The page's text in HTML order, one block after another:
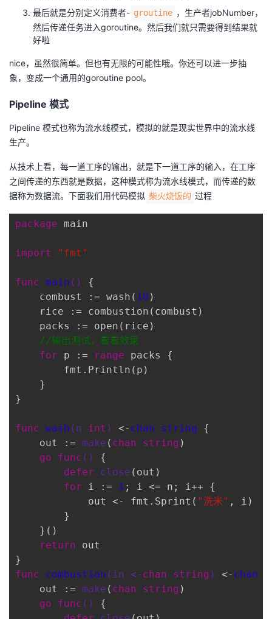
最后就是分别定义消费者- groutine ，生产者jobNumber，
然后传递任务进入goroutine。然后我们就只需要得到结果就
好啦
nice，虽然很简单。但也有无限的可能性哦。你还可以进一步抽
象，变成一个通用的goroutine pool。
Pipeline 模式
Pipeline 模式也称为流水线模式，模拟的就是现实世界中的流水线
生产。
从技术上看，每一道工序的输出，就是下一道工序的输入，在工序
之间传递的东西就是数据，这种模式称为流水线模式，而传递的数
据称为数据流。下面我们用代码模拟 柴火烧饭的 过程
package main
import "fmt"
func main ()
{
combust := wash( 10 )
rice := combustion(combust)
packs := open(rice)
//输出测试，看看效果
for p := range packs {
fmt.Println(p)
}
}
func wash (n int ) <- chan string
{
out := make ( chan string )
go
func ()
{
defer
close (out)
for i := 1 ; i <= n; i++ {
out <- fmt.Sprint( "洗米" , i)
}
}()
return out
func
combustion (in <- chan string ) <- chan
out := make ( chan string )
go
func ()
{